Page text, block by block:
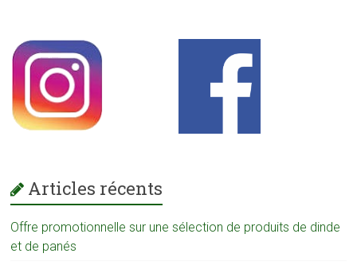
Articles récents
Offre promotionnelle sur une sélection de produits de dinde
et de panés